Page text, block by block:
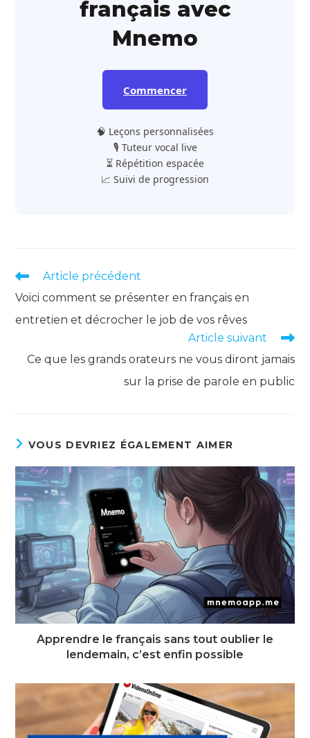
français avec
Mnemo
Commencer
🧠 Leçons personnalisées
🎙️ Tuteur vocal live
⏳ Répétition espacée
📈 Suivi de progression
Read
articles
Article précédent
Voici comment se présenter en français en
entretien et décrocher le job de vos rêves
Article suivant
Ce que les grands orateurs ne vous diront jamais
sur la prise de parole en public
VOUS DEVRIEZ ÉGALEMENT AIMER
Apprendre le français sans tout oublier le
lendemain, c’est enfin possible